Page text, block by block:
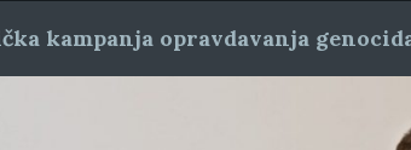
kampanja opravdavanja